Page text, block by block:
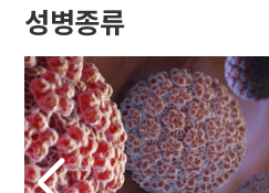
성병종류